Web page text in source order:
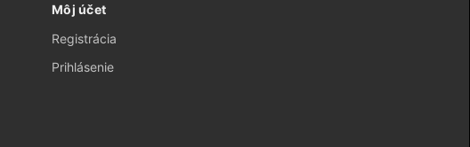
Môj účet
Registrácia
Prihlásenie